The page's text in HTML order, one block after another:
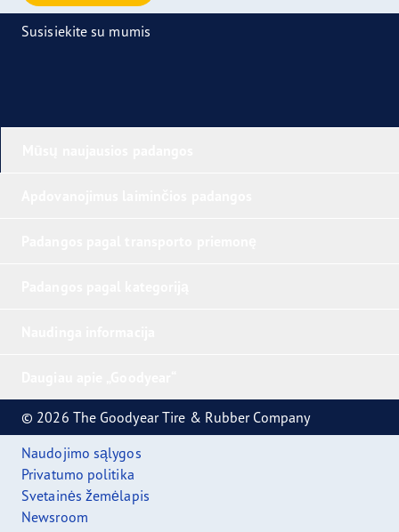
Susisiekite su mumis
© 2026 The Goodyear Tire & Rubber Company
Naudojimo sąlygos
Privatumo politika
Svetainės žemėlapis
Newsroom